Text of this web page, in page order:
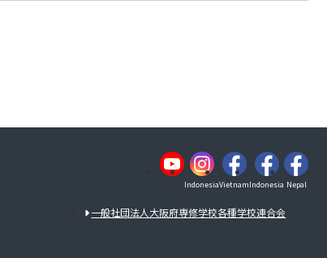
IndonesiaVietnamIndonesia Nepal
一般社団法人大阪府専修学校各種学校連合会